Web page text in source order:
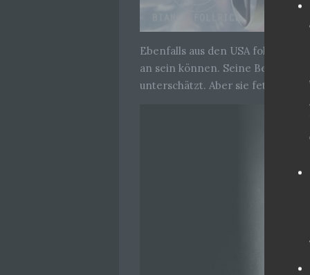
Ebenfalls aus den USA folgten
an sein können. Seine
unterschätzt. Aber sie fetzten